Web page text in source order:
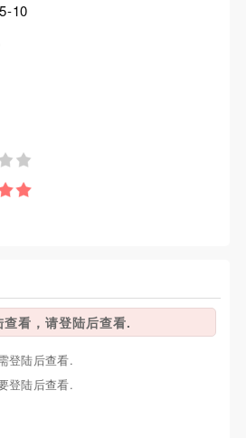
10
看，请登陆后查看.
登陆后查看.
登陆后查看.